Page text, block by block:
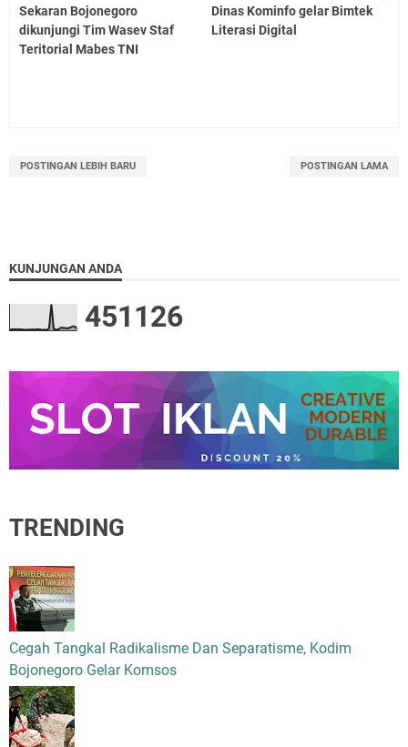
Sekaran Bojonegoro
dikunjungi Tim Wasev Staf
Teritorial Mabes TNI
Dinas Kominfo gelar Bimtek
Literasi Digital
POSTINGAN LEBIH BARU POSTINGAN LAMA
KUNJUNGAN ANDA
451126
TRENDING
Cegah Tangkal Radikalisme Dan Separatisme, Kodim
Bojonegoro Gelar Komsos